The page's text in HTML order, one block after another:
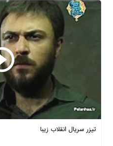
تیزر سریال انقلاب زیبا